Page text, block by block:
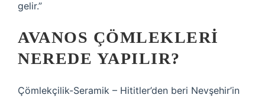
gelir.”
AVANOS ÇÖMLEKLERI
NEREDE YAPILIR?
Çömlekçilik-Seramik – Hititler’den beri Nevşehir’in